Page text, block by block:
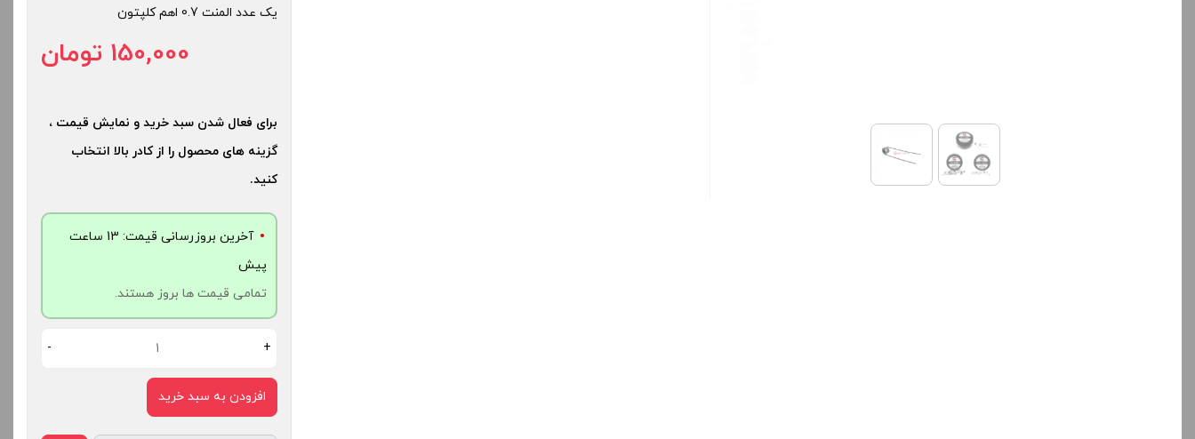
یک عدد المنت 0.7 اهم کلپتون
150,000 تومان
برای فعال شدن سبد خرید و نمایش قیمت ،
گزینه های محصول را از کادر بالا انتخاب
کنید.
آخرین بروزرسانی قیمت: 13 ساعت
پیش
تمامی قیمت ها بروز هستند.
- +
افزودن به سبد خرید